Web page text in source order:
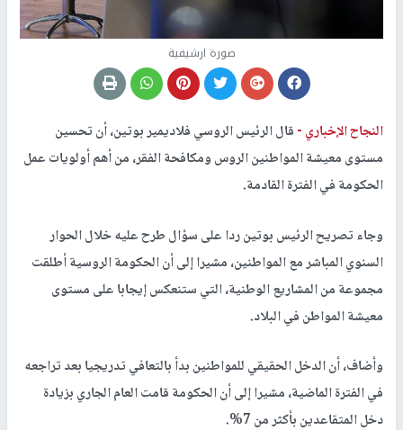
صورة ارشيفية
النجاح الإخباري -قال الرئيس الروسي فلاديمير بوتين، أن تحسين
مستوى معيشة المواطنين الروس ومكافحة الفقر، من أهم أولويات عمل
الحكومة في الفترة القادمة.
وجاء تصريح الرئيس بوتين ردا على سؤال طرح عليه خلال الحوار
السنوي المباشر مع المواطنين، مشيرا إلى أن الحكومة الروسية أطلقت
مجموعة من المشاريع الوطنية، التي ستنعكس إيجابا على مستوى
معيشة المواطن في البلاد.
وأضاف، أن الدخل الحقيقي للمواطنين بدأ بالتعافي تدريجيا بعد تراجعه
في الفترة الماضية، مشيرا إلى أن الحكومة قامت العام الجاري بزيادة
دخل المتقاعدين بأكثر من 7%.